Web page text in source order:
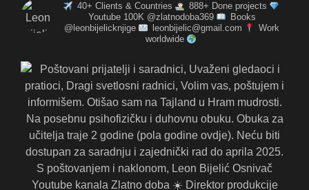
40+ Clients & Countries
888+ Done projects
Youtube 100K @zlatnodoba369
Books
@leonbijelicknjige
leonbijelic@gmail.com
Work
worldwide